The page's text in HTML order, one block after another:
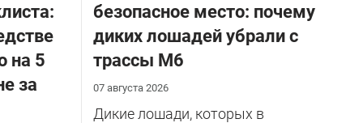
на 5
за
безопасное место: почему
диких лошадей убрали с
трассы М6
07 августа 2026
Дикие лошади, которых в